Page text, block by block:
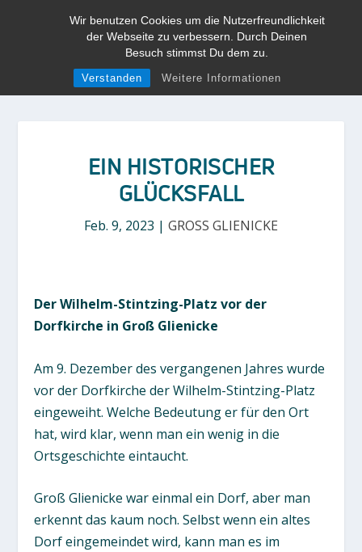
Wir benutzen Cookies um die Nutzerfreundlichkeit
der Webseite zu verbessern. Durch Deinen
Besuch stimmst Du dem zu.
Verstanden Weitere Informationen
EIN HISTORISCHER
GLÜCKSFALL
Feb. 9, 2023 | GROSS GLIENICKE
Der Wilhelm-Stintzing-Platz vor der
Dorfkirche in Groß Glienicke
Am 9. Dezember des vergangenen Jahres wurde
vor der Dorfkirche der Wilhelm-Stintzing-Platz
eingeweiht. Welche Bedeutung er für den Ort
hat, wird klar, wenn man ein wenig in die
Ortsgeschichte eintaucht.
Groß Glienicke war einmal ein Dorf, aber man
erkennt das kaum noch. Selbst wenn ein altes
Dorf eingemeindet wird, kann man es im